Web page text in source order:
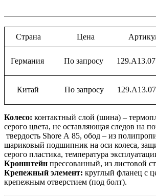
Колесо: контактный слой (шина) –
серого цвета, не оставляющая следов на
твердость Shore А 85, обод – из
шариковый подшипник на оси колеса,
серого пластика, температура
Кронштейн прессованный, из листовой
Крепежный элемент: круглый фланец с
крепежным отверстием (под болт).
Страна Цена
Германия По запросу
Китай По запросу